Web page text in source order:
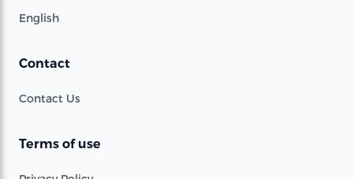
English
Contact
Contact Us
Terms of use